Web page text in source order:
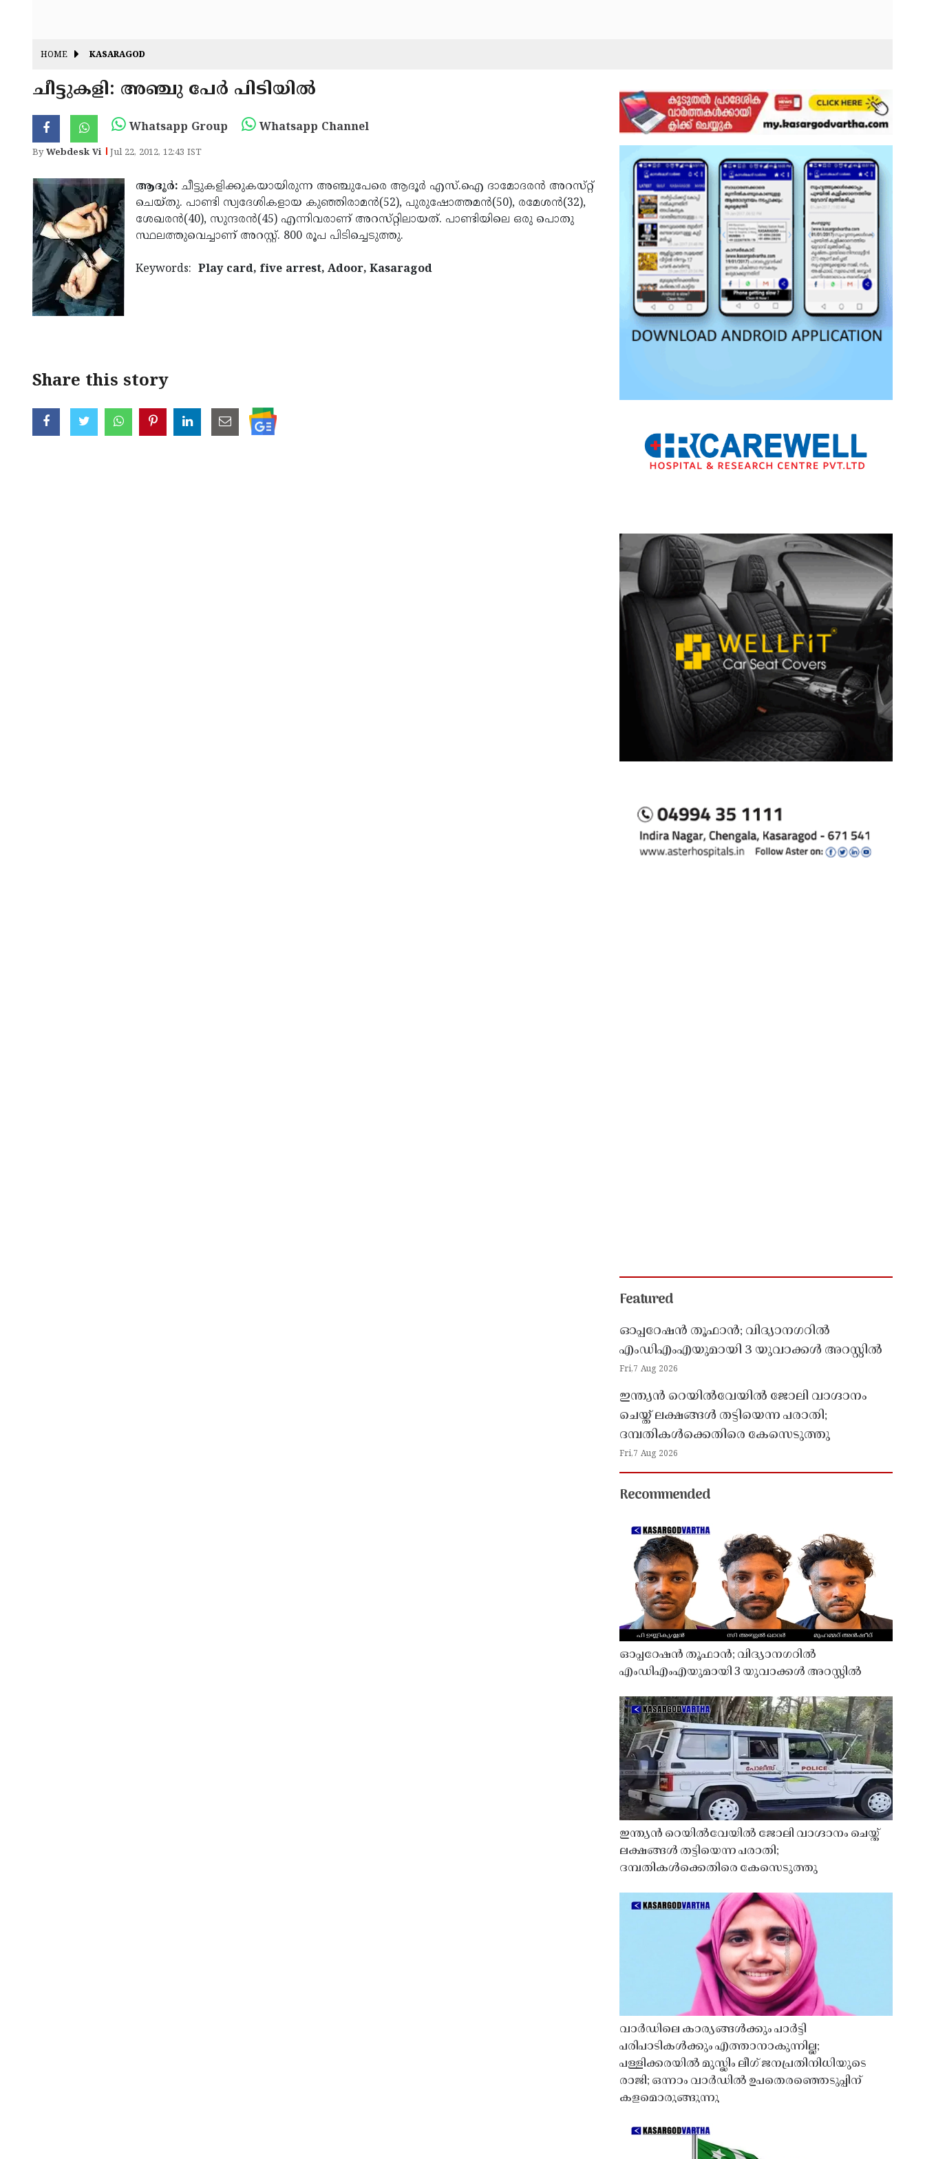
HOME KASARAGOD
ചീ­ട്ടുക­ളി: അ­ഞ്ചു പേര്‍ പി­ടി­യില്‍
Whatsapp Group Whatsapp Channel
ByWebdesk Vi Jul 22, 2012, 12:43 IST
ആ­ദൂര്‍: ചീ­ട്ടു­ക­ളി­ക്കു­ക­യാ­യി­രു­ന്ന അ­ഞ്ചു­പേ­രെ ആ­ദൂര്‍ എസ്.ഐ ദാ­മോ­ദ­രന്‍ അ­റ­സ്­റ്റ്
ചെ­യ്തു. പാ­ണ്ടി സ്വ­ദേ­ശി­കളാ­യ കു­ഞ്ഞി­രാ­മന്‍(52), പുരു­ഷോ­ത്ത­മന്‍(50), ര­മേ­ശന്‍(32),
ശേ­ഖ­രന്‍(40), സു­ന്ദ­രന്‍(45) എ­ന്നി­വ­രാ­ണ് അ­റ­സ്­റ്റി­ലാ­യത്. പാ­ണ്ടി­യി­ലെ ഒ­രു പൊ­തു
സ്ഥ­ല­ത്തു­വെ­ച്ചാ­ണ് അ­റ­സ്റ്റ്. 800 രൂ­പ പി­ടി­ച്ചെ­ടുത്തു.
Keywords: Play card, five arrest, Adoor, Kasaragod
Share this story
Featured
ഓപ്പറേഷൻ തൂഫാൻ; വിദ്യാനഗറിൽ
എംഡിഎംഎയുമായി 3 യുവാക്കൾ അറസ്റ്റിൽ
Fri,7 Aug 2026
ഇന്ത്യൻ റെയിൽവേയിൽ ജോലി വാഗ്ദാനം
ചെയ്ത് ലക്ഷങ്ങൾ തട്ടിയെന്ന പരാതി;
ദമ്പതികൾക്കെതിരെ കേസെടുത്തു
Fri,7 Aug 2026
Recommended
ഓപ്പറേഷൻ തൂഫാൻ; വിദ്യാനഗറിൽ
എംഡിഎംഎയുമായി 3 യുവാക്കൾ അറസ്റ്റിൽ
ഇന്ത്യൻ റെയിൽവേയിൽ ജോലി വാഗ്ദാനം ചെയ്ത്
ലക്ഷങ്ങൾ തട്ടിയെന്ന പരാതി;
ദമ്പതികൾക്കെതിരെ കേസെടുത്തു
വാർഡിലെ കാര്യങ്ങൾക്കും പാർട്ടി
പരിപാടികൾക്കും എത്താനാകുന്നില്ല;
പള്ളിക്കരയിൽ മുസ്ലിം ലീഗ് ജനപ്രതിനിധിയുടെ
രാജി; ഒന്നാം വാർഡിൽ ഉപതെരഞ്ഞെടുപ്പിന്
കളമൊരുങ്ങുന്നു